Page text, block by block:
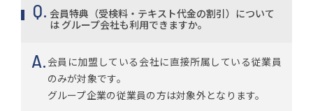
会員特典（受検料・テキスト代金の割引）について
は グループ会社も利用できますか。
会員に加盟している会社に直接所属している従業員
のみが対象です。
グループ企業の従業員の方は対象外となります。